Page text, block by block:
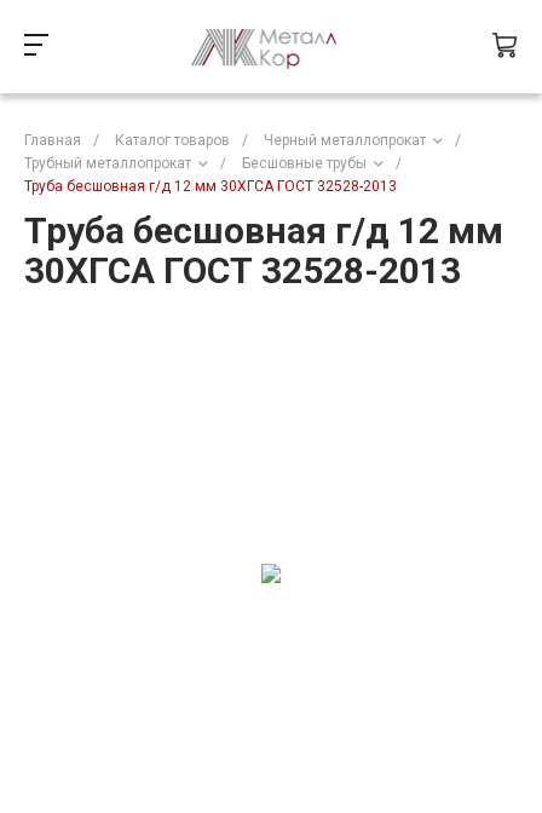
Главная / Каталог товаров / Черный металлопрокат
/
Трубный металлопрокат
/ Бесшовные трубы
/
Труба бесшовная г/д 12 мм 30ХГСА ГОСТ 32528-2013
Труба бесшовная г/д 12 мм
30ХГСА ГОСТ 32528-2013